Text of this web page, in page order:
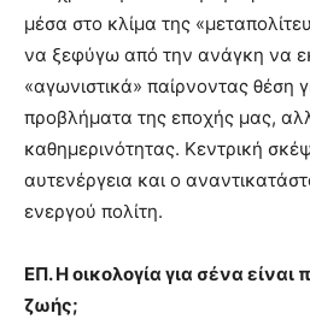
μέσα στο κλίμα της
να ξεφύγω από την ανάγκη να
«αγωνιστικά» παίρνοντας θέση
προβλήματα της εποχής μας,
καθημερινότητας. Κεντρική
αυτενέργεια και ο
ενεργού πολίτη.
ΕΠ. Η οικολογία για σένα είναι
ζωής;